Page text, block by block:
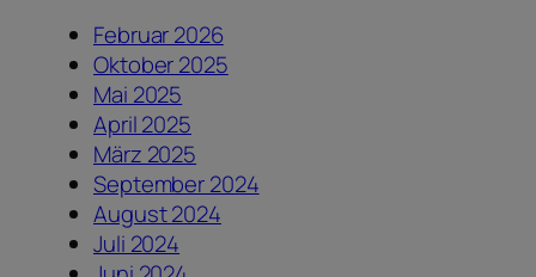
Februar 2026
Oktober 2025
Mai 2025
April 2025
März 2025
September 2024
August 2024
Juli 2024